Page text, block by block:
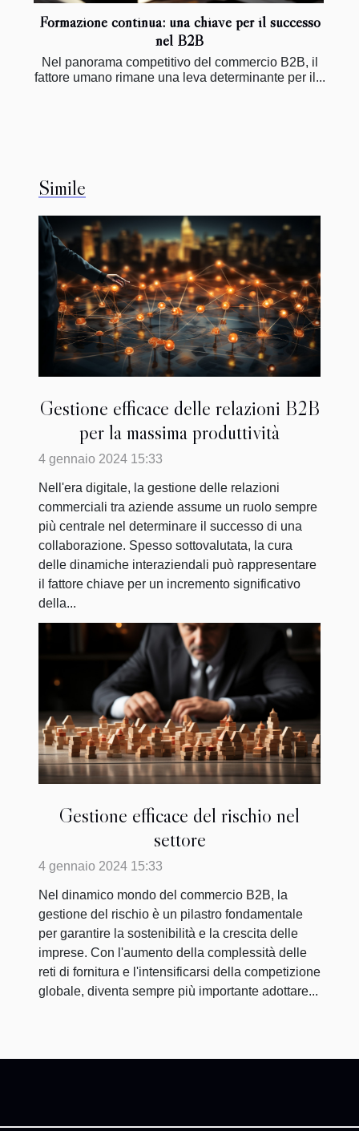
Formazione continua: una chiave per il successo
nel B2B
Nel panorama competitivo del commercio B2B, il
fattore umano rimane una leva determinante per il...
Simile
Gestione efficace delle relazioni B2B
per la massima produttività
4 gennaio 2024 15:33
Nell'era digitale, la gestione delle relazioni
commerciali tra aziende assume un ruolo sempre
più centrale nel determinare il successo di una
collaborazione. Spesso sottovalutata, la cura
delle dinamiche interaziendali può rappresentare
il fattore chiave per un incremento significativo
della...
Gestione efficace del rischio nel
settore
4 gennaio 2024 15:33
Nel dinamico mondo del commercio B2B, la
gestione del rischio è un pilastro fondamentale
per garantire la sostenibilità e la crescita delle
imprese. Con l'aumento della complessità delle
reti di fornitura e l'intensificarsi della competizione
globale, diventa sempre più importante adottare...